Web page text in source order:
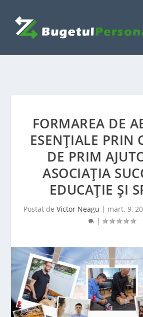
FORMAREA DE
ESENȚIALE PRIN
DE PRIM
ASOCIAȚIA
EDUCAȚIE ȘI
Postat de Victor Neagu | mart. 9,
|